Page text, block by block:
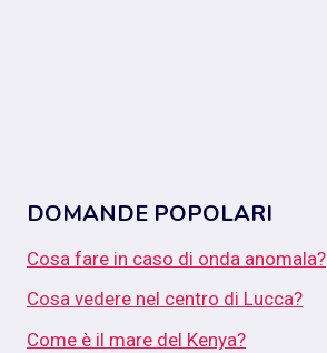
DOMANDE POPOLARI
Cosa fare in caso di onda anomala?
Cosa vedere nel centro di Lucca?
Come è il mare del Kenya?